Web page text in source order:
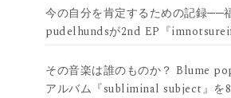
今の自分を肯定するための記録──
pudelhundsが2nd EP『
その音楽は誰のものか？ Blume
アルバム『subliminal subject』を